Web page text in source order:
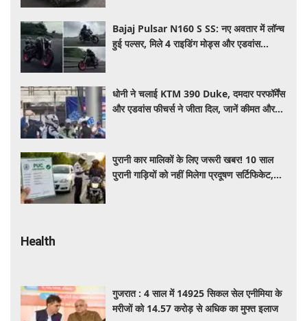
Bajaj Pulsar N160 S SS: नए अवतार में लॉन्च
हुई पल्सर, मिले 4 राइडिंग मोड्स और एडवांस
धोनी ने चलाई KTM 390 Duke, दमदार परफॉर्मेंस
और एडवांस फीचर्स ने जीता दिल, जानें कीमत और
पुरानी कार मालिकों के लिए जरूरी खबर! 10 साल
पुरानी गाड़ियों को नहीं मिलेगा प्रदूषण सर्टिफिकेट,
Health
गुजरात : 4 साल में 14925 सिकल सेल एनीमिया के
मरीजों को 14.57 करोड़ से अधिक का मुफ्त इलाज